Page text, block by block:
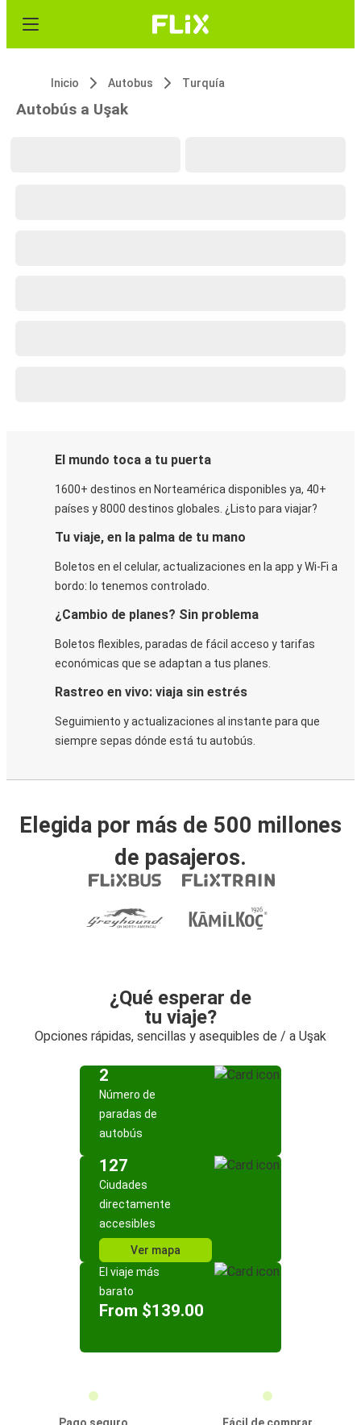
Inicio Autobus Turquía
Autobús a Uşak
El mundo toca a tu puerta
1600+ destinos en Norteamérica disponibles ya, 40+
países y 8000 destinos globales. ¿Listo para viajar?
Tu viaje, en la palma de tu mano
Boletos en el celular, actualizaciones en la app y Wi-Fi a
bordo: lo tenemos controlado.
¿Cambio de planes? Sin problema
Boletos flexibles, paradas de fácil acceso y tarifas
económicas que se adaptan a tus planes.
Rastreo en vivo: viaja sin estrés
Seguimiento y actualizaciones al instante para que
siempre sepas dónde está tu autobús.
Elegida por más de 500 millones
de pasajeros.
¿Qué esperar de
tu viaje?
Opciones rápidas, sencillas y asequibles de / a Uşak
2
Número de
paradas de
autobús
127
Ciudades
directamente
accesibles
Ver mapa
El viaje más
barato
From $139.00